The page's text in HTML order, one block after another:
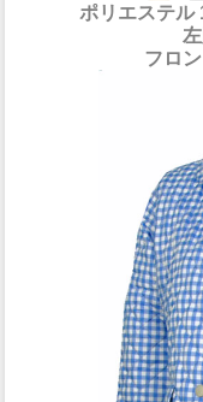
ポリエステル
フロ